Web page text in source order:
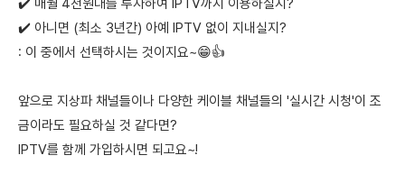
✔️ 매월 4천원대를 투자하여 IPTV까지 이용하실지?
✔️ 아니면 (최소 3년간) 아예 IPTV 없이 지내실지?
: 이 중에서 선택하시는 것이지요~😁👍
앞으로 지상파 채널들이나 다양한 케이블 채널들의 '실시간 시청'이 조
금이라도 필요하실 것 같다면?
IPTV를 함께 가입하시면 되고요~!